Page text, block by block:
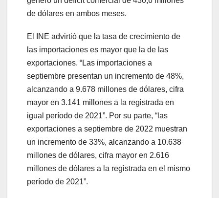
de dólares en ambos meses.
El INE advirtió que la tasa de crecimiento de
las importaciones es mayor que la de las
exportaciones. “Las importaciones a
septiembre presentan un incremento de 48%,
alcanzando a 9.678 millones de dólares, cifra
mayor en 3.141 millones a la registrada en
igual período de 2021”. Por su parte, “las
exportaciones a septiembre de 2022 muestran
un incremento de 33%, alcanzando a 10.638
millones de dólares, cifra mayor en 2.616
millones de dólares a la registrada en el mismo
período de 2021”.